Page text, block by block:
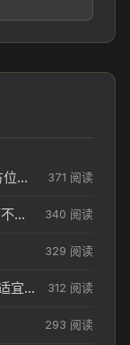
2026年04月11日老黄历财神方位_财神方位与供奉讲究 371 阅读
今天2026年04月18日领取结婚证老黄历不适合吗_领证日期参考 340 阅读
329 阅读
今日2026年04月11日入住新居老黄历不适宜吗_搬家择日参考 312 阅读
293 阅读